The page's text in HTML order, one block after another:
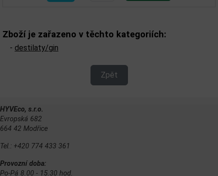
Zboží je zařazeno v těchto kategoriích:
- destilaty/gin
Zpět
HYVEco, s.r.o.
Evropská 682
664 42 Modřice
Tel.: +420 774 433 361
Provozní doba:
Po-Pá 8.00 - 15.30 hod.